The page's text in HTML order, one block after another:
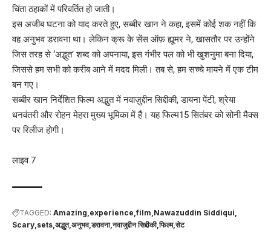
चिंता ठहाकों में परिवर्तित हो जाती।
इस अजीब घटना को याद करते हुए, सब्बीर खान ने कहा, इसमें कोई शक नहीं कि
वह अनुभव डरावना था। लेकिन क्रू के सेंस ऑफ़ ह्यूमर ने, खासतौर पर उन्होंने
जिस तरह से ‘अद्भुत’ शब्द को अपनाया, इस गंभीर पल को भी खुशनुमा बना दिया,
जिससे हम सभी को करीब आने में मदद मिली। तब से, हम सच्चे मायने में एक टीम
बन गए।
सब्बीर खान निर्देशित फिल्म अद्भुत में नवाज़ुद्दीन सिद्दीकी, डायना पेंटी, श्रेया
धनवंतरी और रोहन मेहरा मुख्य भूमिका में हैं। यह फिल्म15 सितंबर को सोनी मैक्स
पर रिलीज होगी।
लाइव 7
TAGGED: Amazing experience film Nawazuddin Siddiqui
Scary sets अद्भुत अनुभव डरावना नवाजुद्दीन सिद्दीकी फिल्म सेट